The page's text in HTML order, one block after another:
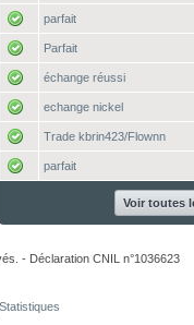
parfait
Parfait
échange réussi
echange nickel
Trade kbrin423/Flownn
parfait
Voir toutes
- Déclaration CNIL n°1036623
Statistiques